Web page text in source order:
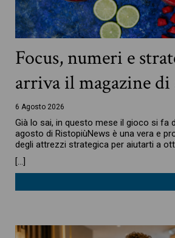
Focus, numeri e
arriva il magazine di
6 Agosto 2026
Già lo sai, in questo mese il gioco si fa
agosto di RistopiùNews è una vera e
degli attrezzi strategica per aiutarti a
[…]